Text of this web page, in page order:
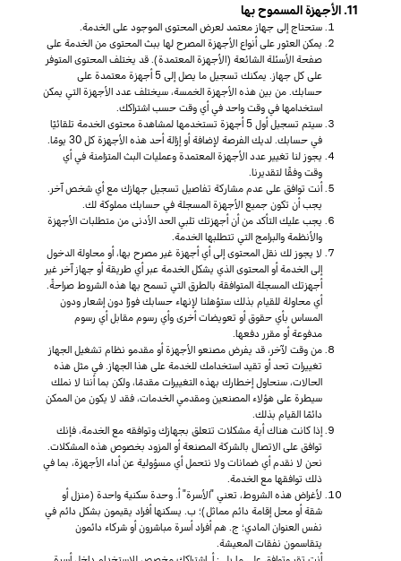
11. الأجهزة المسموح بها
ستحتاج إلى جهاز معتمد لعرض المحتوى الموجود على الخدمة.
يمكن العثور على أنواع الأجهزة المصرح لها ببث المحتوى من الخدمة على
صفحة الأسئلة الشائعة (الأجهزة المعتمدة). قد يختلف المحتوى المتوفر
على كل جهاز. يمكنك تسجيل ما يصل إلى 5 أجهزة معتمدة على
حسابك. من بين هذه الأجهزة الخمسة، سيختلف عدد الأجهزة التي يمكن
استخدامها في وقت واحد في أي وقت حسب اشتراكك.
سيتم تسجيل أول 5 أجهزة تستخدمها لمشاهدة محتوى الخدمة تلقائيًا
في حسابك. لديك الفرصة لإضافة أو إزالة أحد هذه الأجهزة كل 30 يومًا.
يجوز لنا تغيير عدد الأجهزة المعتمدة وعمليات البث المتزامنة في أي
وقت وفقًا لتقديرنا.
أنت توافق على عدم مشاركة تفاصيل تسجيل جهازك مع أي شخص آخر.
يجب أن تكون جميع الأجهزة المسجلة في حسابك مملوكة لك.
يجب عليك التأكد من أن أجهزتك تلبي الحد الأدنى من متطلبات الأجهزة
والأنظمة والبرامج التي تتطلبها الخدمة.
لا يجوز لك نقل المحتوى إلى أي أجهزة غير مصرح بها، أو محاولة الدخول
إلى الخدمة أو المحتوى الذي يشكل الخدمة عبر أي طريقة أو جهاز آخر غير
أجهزتك المسجلة المتوافقة بالطرق التي تسمح بها هذه الشروط صراحةً.
أي محاولة للقيام بذلك ستؤهلنا لإنهاء حسابك فورًا دون إشعار ودون
المساس بأي حقوق أو تعويضات أخرى وأي رسوم مقابل أي رسوم
مدفوعة أو مقرر دفعها.
من وقت لآخر، قد يفرض مصنعو الأجهزة أو مقدمو نظام تشغيل الجهاز
تغييرات تحد أو تقيد استخدامك للخدمة على هذا الجهاز. في مثل هذه
الحالات، سنحاول إخطارك بهذه التغييرات مقدمًا، ولكن بما أننا لا نملك
سيطرة على هؤلاء المصنعين ومقدمي الخدمات، فقد لا يكون من الممكن
دائمًا القيام بذلك.
إذا كانت هناك أية مشكلات تتعلق بجهازك وتوافقه مع الخدمة، فإنك
توافق على الاتصال بالشركة المصنعة أو المزود بخصوص هذه المشكلات.
نحن لا نقدم أي ضمانات ولا نتحمل أي مسؤولية عن أداء الأجهزة، بما في
ذلك توافقها مع الخدمة.
لأغراض هذه الشروط، تعني "الأسرة" أ. وحدة سكنية واحدة (منزل أو
شقة أو محل إقامة دائم مماثل)؛ ب. يسكنها أفراد يقيمون بشكل دائم في
نفس العنوان المادي؛ ج. هم أفراد أسرة مباشرون أو شركاء دائمون
يتقاسمون نفقات المعيشة.